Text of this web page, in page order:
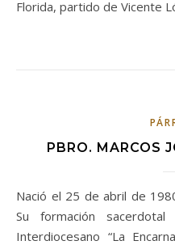
Florida, partido de Vicente
PBRO. MARCOS
Nació el 25 de abril de 1980 en Campo Grande, Misiones.
Su formación
Interdiocesano “La